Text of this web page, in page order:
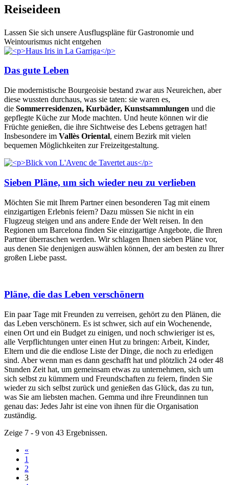
Reiseideen
Lassen Sie sich unsere Ausflugspläne für Gastronomie und
Weintourismus nicht entgehen
Das gute Leben
Die modernistische Bourgeoisie bestand zwar aus Neureichen, aber
diese wussten durchaus, was sie taten: sie waren es,
die Sommerresidenzen, Kurbäder, Kunstsammlungen und die
gepflegte Küche zur Mode machten. Und heute können wir die
Früchte genießen, die ihre Sichtweise des Lebens getragen hat!
Insbesondere im Vallès Oriental, einem Bezirk mit vielen
bequemen Möglichkeiten zur Freizeitgestaltung.
Sieben Pläne, um sich wieder neu zu verlieben
Möchten Sie mit Ihrem Partner einen besonderen Tag mit einem
einzigartigen Erlebnis feiern? Dazu müssen Sie nicht in ein
Flugzeug steigen und ans andere Ende der Welt reisen. In den
Regionen um Barcelona finden Sie einzigartige Angebote, die Ihren
Partner überraschen werden. Wir schlagen Ihnen sieben Pläne vor,
aus denen Sie denjenigen auswählen können, der am besten zu Ihrer
großen Liebe passt.
Pläne, die das Leben verschönern
Ein paar Tage mit Freunden zu verreisen, gehört zu den Plänen, die
das Leben verschönern. Es ist schwer, sich auf ein Wochenende,
einen Ort und ein Budget zu einigen, und noch schwieriger ist es,
alle Verpflichtungen unter einen Hut zu bringen: Arbeit, Kinder,
Eltern und die die endlose Liste der Dinge, die noch zu erledigen
sind. Aber wenn man es dann geschafft hat und plötzlich 24 oder 48
Stunden Zeit hat, um gemeinsam etwas zu unternehmen, sich um
sich selbst zu kümmern und Freundschaften zu feiern, finden Sie
wieder zu sich selbst zurück und genießen das Glück, das zu tun,
was Sie am liebsten machen. Gemma und ihre Freundinnen tun
genau das: Jedes Jahr ist eine von ihnen für die Organisation
zuständig.
Zeige 7 - 9 von 43 Ergebnissen.
«
1
2
3